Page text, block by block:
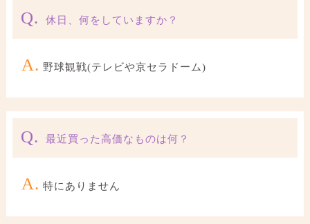
Q. 休日、何をしていますか？
A. 野球観戦(テレビや京セラドーム)
Q. 最近買った高価なものは何？
A. 特にありません